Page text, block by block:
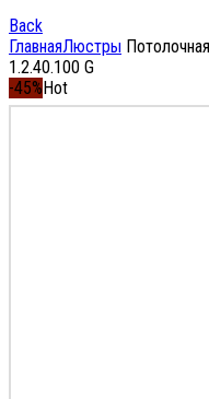
Back
ГлавнаяЛюстры
1.2.40.100 G
-45% Hot